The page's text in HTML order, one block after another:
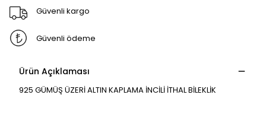
Güvenli kargo
Güvenli ödeme
Ürün Açıklaması
925 GÜMÜŞ ÜZERİ ALTIN KAPLAMA İNCİLİ İTHAL BİLEKLİK